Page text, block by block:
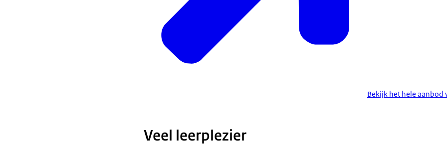
Bekijk het hele aanbod
Veel leerplezier